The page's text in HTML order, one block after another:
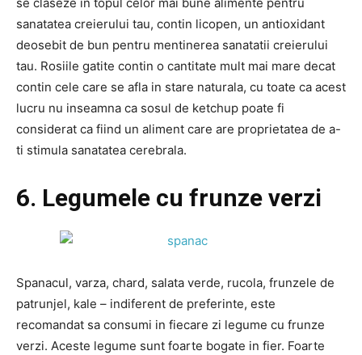
sanatatea creierului tau, contin licopen, un antioxidant
deosebit de bun pentru mentinerea sanatatii creierului
tau. Rosiile gatite contin o cantitate mult mai mare decat
contin cele care se afla in stare naturala, cu toate ca acest
lucru nu inseamna ca sosul de ketchup poate fi
considerat ca fiind un aliment care are proprietatea de a-
ti stimula sanatatea cerebrala.
6. Legumele cu frunze verzi
Spanacul, varza, chard, salata verde, rucola, frunzele de
patrunjel, kale – indiferent de preferinte, este
recomandat sa consumi in fiecare zi legume cu frunze
verzi. Aceste legume sunt foarte bogate in fier. Foarte